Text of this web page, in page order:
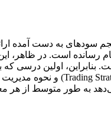
سودهای به دست آمده
اولین درسی که
به طور متوسط از هر